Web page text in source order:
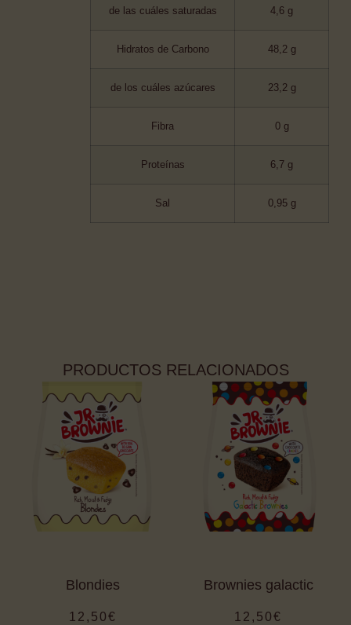
de las cuáles saturadas 4,6 g
Hidratos de Carbono 48,2 g
de los cuáles azúcares 23,2 g
Fibra 0 g
Proteínas 6,7 g
Sal 0,95 g
PRODUCTOS RELACIONADOS
Blondies
12,50€
Brownies galactic
12,50€